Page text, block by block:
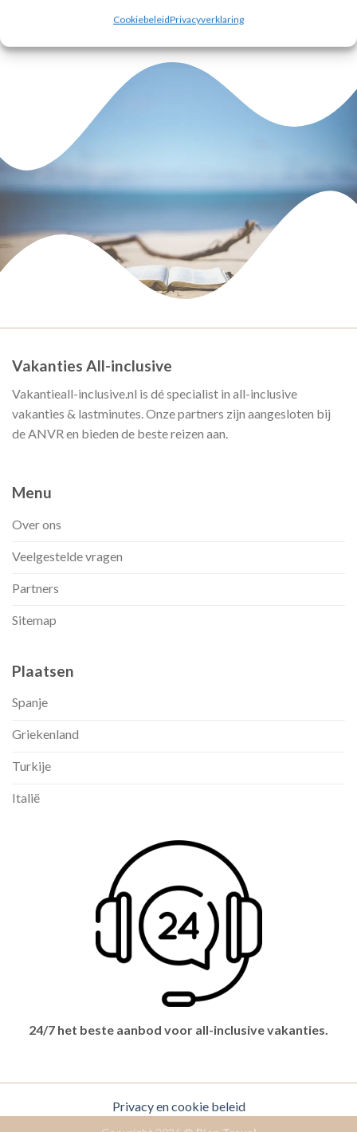
CookiebeleidPrivacyverklaring
Vakanties All-inclusive
Vakantieall-inclusive.nl is dé specialist in all-inclusive
vakanties & lastminutes. Onze partners zijn aangesloten bij
de ANVR en bieden de beste reizen aan.
Menu
Over ons
Veelgestelde vragen
Partners
Sitemap
Plaatsen
Spanje
Griekenland
Turkije
Italië
24/7 het beste aanbod voor all-inclusive vakanties.
Privacy en cookie beleid